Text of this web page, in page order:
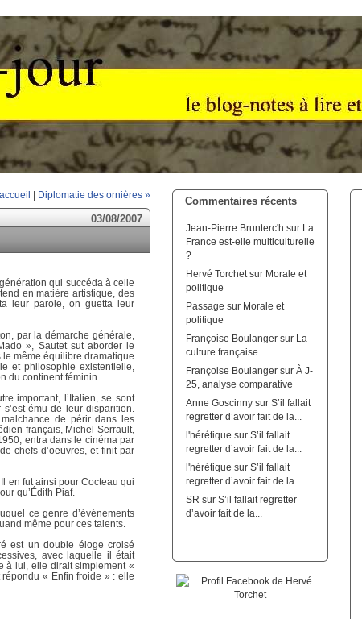
Commentaires récents
Jean-Pierre Brunterc'h sur La
France est-elle multiculturelle
?
Hervé Torchet sur Morale et
politique
Passage sur Morale et
politique
Françoise Boulanger sur La
culture française
Françoise Boulanger sur À J-
25, analyse comparative
Anne Goscinny sur S’il fallait
regretter d’avoir fait de la...
l'hérétique sur S’il fallait
regretter d’avoir fait de la...
l'hérétique sur S’il fallait
regretter d’avoir fait de la...
SR sur S’il fallait regretter
d’avoir fait de la...
| Diplomatie des ornières »
03/08/2007
qui succéda à celle
en matière artistique, des
leur parole, on guetta leur
par la démarche générale,
», Sautet sut aborder le
même équilibre dramatique
et philosophie existentielle,
du continent féminin.
important, l’Italien, se sont
ému de leur disparition.
de périr dans les
français, Michel Serrault,
entra dans le cinéma par
chefs-d’oeuvres, et finit par
en fut ainsi pour Cocteau qui
qu’Édith Piaf.
ce genre d’événements
même pour ces talents.
est un double éloge croisé
avec laquelle il était
à lui, elle dirait simplement «
« Enfin froide » : elle